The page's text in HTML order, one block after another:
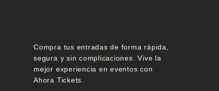
Compra tus entradas de forma rápida,
segura y sin complicaciones. Vive la
mejor experiencia en eventos con
Ahora Tickets.